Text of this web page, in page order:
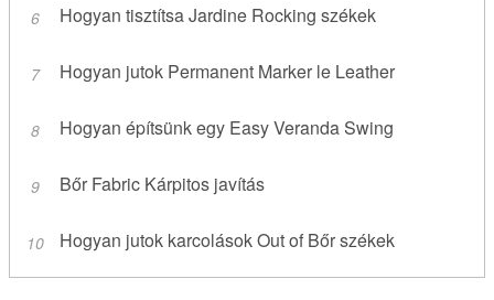
Hogyan tisztítsa Jardine Rocking székek
Hogyan jutok Permanent Marker le Leather
Hogyan építsünk egy Easy Veranda Swing
Bőr Fabric Kárpitos javítás
Hogyan jutok karcolások Out of Bőr székek